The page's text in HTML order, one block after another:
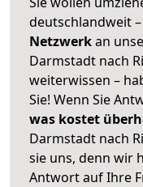
deutschlandweit
Netzwerkan
Darmstadt nach
weiterwissen –
Sie! Wenn Sie
was kostet
Darmstadt nach
sie uns, denn wir
Antwort auf Ihre